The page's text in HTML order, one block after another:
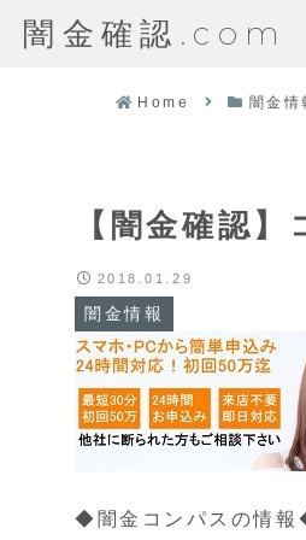
闇金確認.com
Home 闇金情
【闇金確認
闇金情報
2018.01.29
◆闇金コンパスの情